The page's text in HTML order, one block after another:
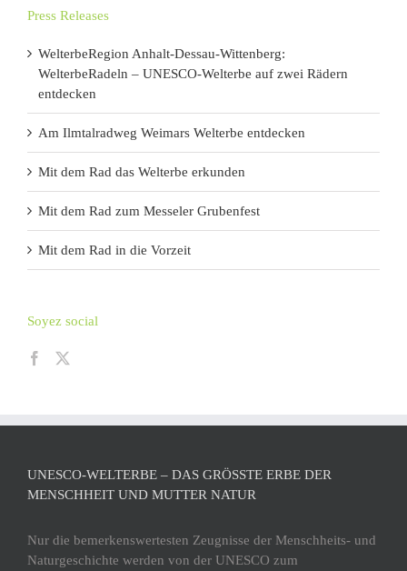
Press Releases
WelterbeRegion Anhalt-Dessau-Wittenberg:
WelterbeRadeln – UNESCO-Welterbe auf zwei Rädern
entdecken
Am Ilmtalradweg Weimars Welterbe entdecken
Mit dem Rad das Welterbe erkunden
Mit dem Rad zum Messeler Grubenfest
Mit dem Rad in die Vorzeit
Soyez social
UNESCO-WELTERBE – DAS GRÖSSTE ERBE DER M
ENSCHHEIT UND MUTTER NATUR
Nur die bemerkenswertesten Zeugnisse der Menschheits- und
Naturgeschichte werden von der UNESCO zum